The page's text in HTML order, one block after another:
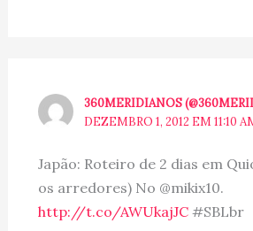
360MERIDIANOS
DEZEMBRO 1, 2012 EM 11:10
Japão: Roteiro de 2 dias em
os arredores) No @mikix10.
http://t.co/AWUkajJC#SBLbr